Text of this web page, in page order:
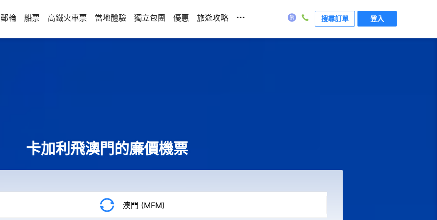
郵輪 船票 高鐵火車票 當地體驗 獨立包團 優惠 旅遊攻略 ... 搜尋訂單 登入
卡加利飛澳門的廉價機票